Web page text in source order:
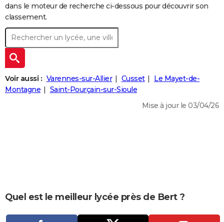
Essais
Réserver un essai
Citadines
Berlines
SUV
Forum auto
+
HIGH-TECH
BRICOLAGE
Forum
Aménagement intérieur
Extérieur
Cuisine
Salle de bains
Jardinage
Rangement
+WEEK-END
Guides de France
Escapades
Patrimoine
Expositions
Musées
Week-end nature
+
LIFESTYLE
Art de vivre
Bien-être
Loisirs
Mode
Modes de vie
+SANTE
dans le moteur de recherche ci-dessous pour découvrir son
classement.
Voir aussi : Varennes-sur-Allier Cusset
Le Mayet-de-
Montagne
Saint-Pourçain-sur-Sioule
Mise à jour le 03/04/26
Quel est le meilleur lycée près de Bert ?